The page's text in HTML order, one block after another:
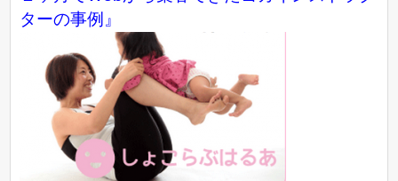
ターの事例』